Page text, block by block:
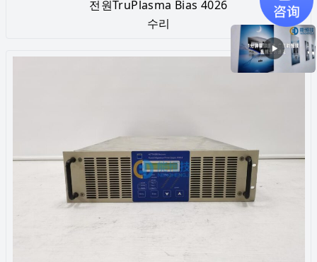
전원TruPlasma Bias 4026
수리